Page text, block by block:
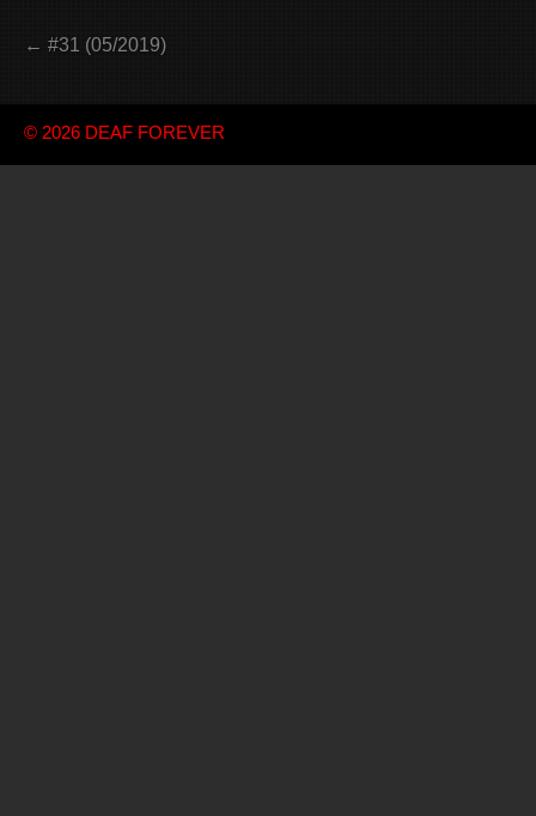
← #31 (05/2019)
© 2026 DEAF FOREVER